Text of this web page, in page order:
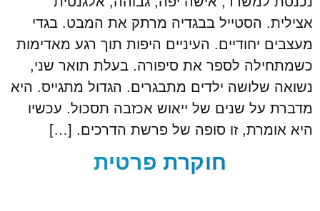
אצילית. הסטייל בבגדיה מרתק את המבט. בגדי
מעצבים יחודיים. העיניים היפות תוך רגע מאדימות
כשמתחילה לספר את סיפורה. בעלת תואר שני,
נשואה שלושה ילדים מתבגרים. הגדול מתגייס. היא
מדברת על שנים של ייאוש אכזבה תסכול. עכשיו
היא אומרת, זו סופה של פרשת הדרכים. […]
חוקרת פרטית